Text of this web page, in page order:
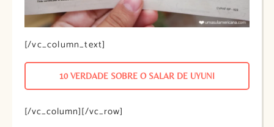
[/vc_column_text]
10 VERDADE SOBRE O SALAR DE UYUNI
[/vc_column][/vc_row]